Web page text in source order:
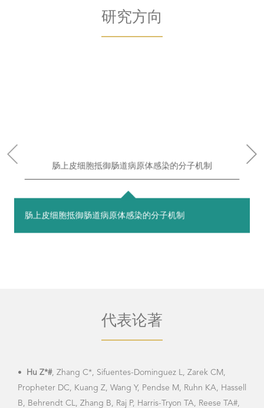
研究方向
肠上皮细胞抵御肠道病原体感染的分子机制
肠上皮细胞抵御肠道病原体感染的分子机制
代表论著
• Hu Z*#, Zhang C*, Sifuentes-Dominguez L, Zarek CM,
Propheter DC, Kuang Z, Wang Y, Pendse M, Ruhn KA, Hassell
B, Behrendt CL, Zhang B, Raj P, Harris-Tryon TA, Reese TA#,